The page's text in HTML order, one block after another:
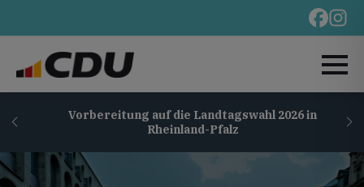
Vorbereitung auf die Landtagswahl 2026 in
Rheinland-Pfalz